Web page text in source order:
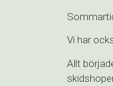
Vi har
Allt